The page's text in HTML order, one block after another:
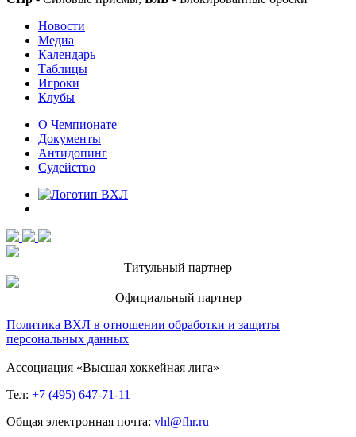
Новости
Медиа
Календарь
Таблицы
Игроки
Клубы
О Чемпионате
Документы
Антидопинг
Судейство
Титульный партнер
Официальный партнер
Политика ВХЛ в отношении обработки и защиты
персональных данных
Ассоциация «Высшая хоккейная лига»
Тел: +7 (495) 647-71-11
Общая электронная почта: vhl@fhr.ru